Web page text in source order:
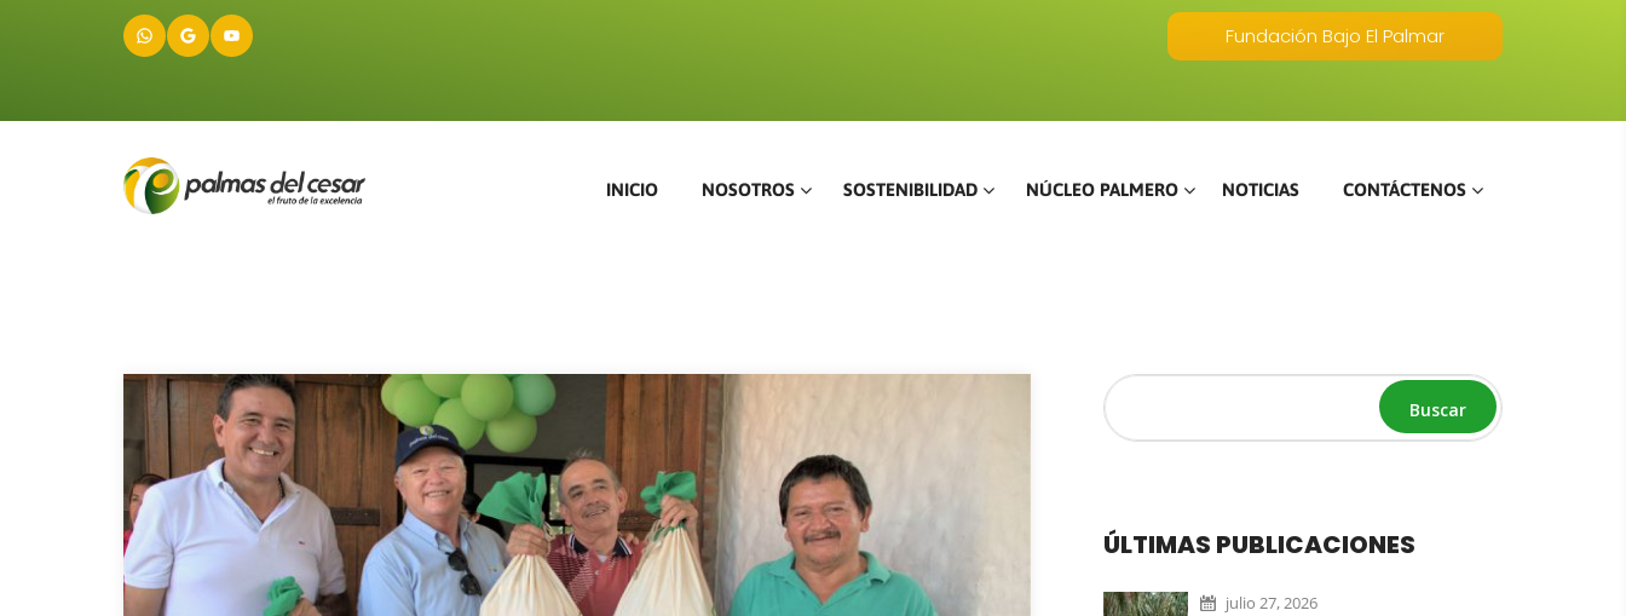
WhatsApp Google YouTube Fundación Bajo El Palmar
INICIO NOSOTROS SOSTENIBILIDAD NÚCLEO PALMERO NOTICIAS CONTÁCTENOS
Buscar
ÚLTIMAS PUBLICACIONES
julio 27, 2026